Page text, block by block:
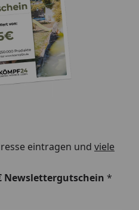
der Rinnenhalter sind
Typ 200
eintragen und viele
Newslettergutschein *